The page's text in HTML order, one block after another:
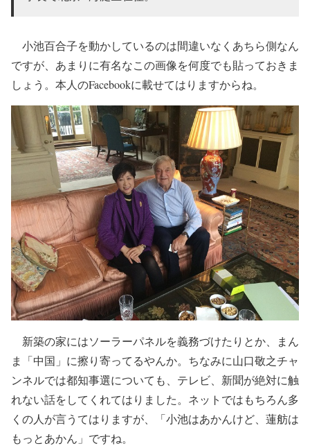
小池百合子を動かしているのは間違いなくあちら側なん
ですが、あまりに有名なこの画像を何度でも貼っておきま
しょう。本人のFacebookに載せてはりますからね。
新築の家にはソーラーパネルを義務づけたりとか、まん
ま「中国」に擦り寄ってるやんか。ちなみに山口敬之チャ
ンネルでは都知事選についても、テレビ、新聞が絶対に触
れない話をしてくれてはりました。ネットではもちろん多
くの人が言うてはりますが、「小池はあかんけど、蓮舫は
もっとあかん」ですね。